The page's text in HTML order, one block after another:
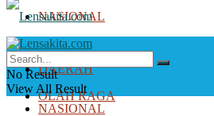
NASIONAL
DUNIA
OLAH RAGA
DAERAH
NASIONAL
No Result
View All Result